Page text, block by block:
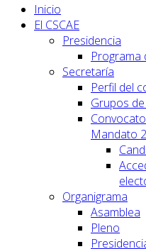
Inicio
El CSCAE
Presidencia
Programa
Secretaría
Perfil del
Grupos
Mandato
Organigrama
Asamblea
Pleno